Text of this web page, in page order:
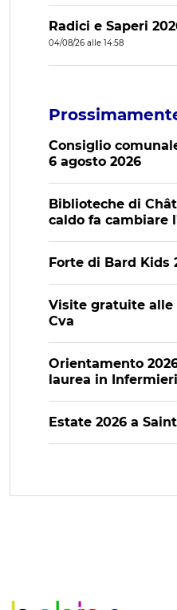
Radici e Saperi
04/08/26 alle 14:58
Consiglio
6 agosto 2026
Biblioteche di
caldo fa cambiare
Forte di Bard Kids
Visite gratuite alle
Cva
Orientamento
laurea in
Estate 2026 a